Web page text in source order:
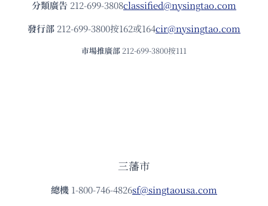
分類廣告 212-699-3808classified@nysingtao.com
發⾏部 212-699-3800按162或164cir@nysingtao.com
市場推廣部 212-699-3800按111
三藩市
總機 1-800-746-4826sf@singtaousa.com